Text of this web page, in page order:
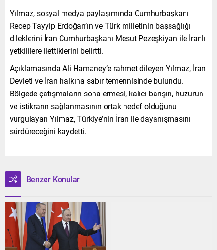
Yılmaz, sosyal medya paylaşımında Cumhurbaşkanı
Recep Tayyip Erdoğan’ın ve Türk milletinin başsağlığı
dileklerini İran Cumhurbaşkanı Mesut Pezeşkiyan ile İranlı
yetkililere ilettiklerini belirtti.
Açıklamasında Ali Hamaney’e rahmet dileyen Yılmaz, İran
Devleti ve İran halkına sabır temennisinde bulundu.
Bölgede çatışmaların sona ermesi, kalıcı barışın, huzurun
ve istikrarın sağlanmasının ortak hedef olduğunu
vurgulayan Yılmaz, Türkiye’nin İran ile dayanışmasını
sürdüreceğini kaydetti.
Benzer Konular